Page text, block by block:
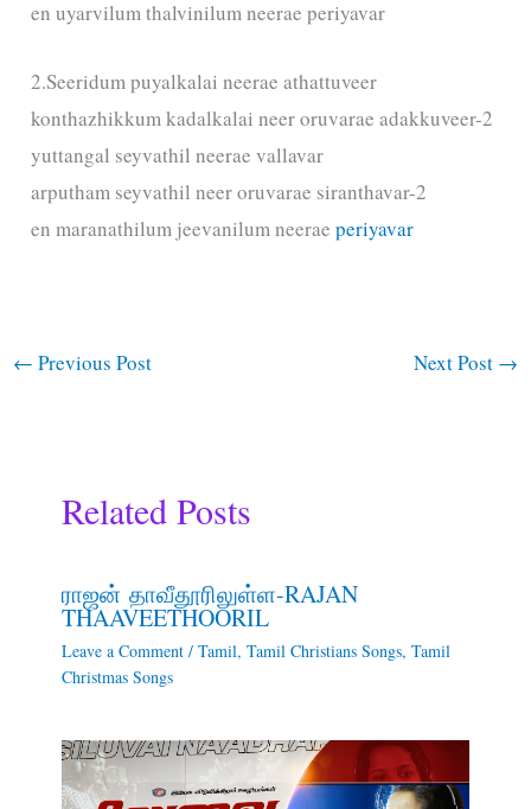
en uyarvilum thalvinilum neerae periyavar
2.Seeridum puyalkalai neerae athattuveer
konthazhikkum kadalkalai neer oruvarae adakkuveer-2
yuttangal seyvathil neerae vallavar
arputham seyvathil neer oruvarae siranthavar-2
en maranathilum jeevanilum neeraeperiyavar
← Previous Post Next Post →
Related Posts
ராஜன் தாவீதூரிலுள்ள-RAJAN
THAAVEETHOORIL
Leave a Comment / Tamil, Tamil Christians Songs, Tamil
Christmas Songs